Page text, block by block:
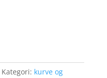
Kategori: kurve og